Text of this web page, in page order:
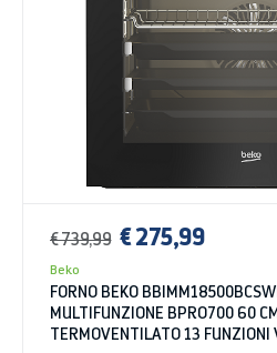
€ 739,99 € 275,99
Beko
FORNO BEKO
MULTIFUNZIONE BPRO700 60
TERMOVENTILATO 13 FUNZIONI